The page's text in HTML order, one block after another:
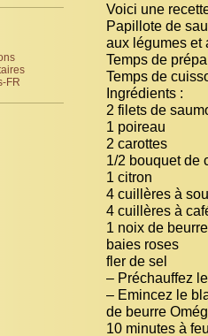
FR
Voici une
Papillote de
aux légumes et
Temps de
Temps de
Ingrédients :
2 filets de
1 poireau
2 carottes
1/2 bouquet de
1 citron
4 cuillères à
4 cuillères à
1 noix de
baies roses
fler de sel
– Préchauffez
– Emincez le
de beurre
10 minutes à